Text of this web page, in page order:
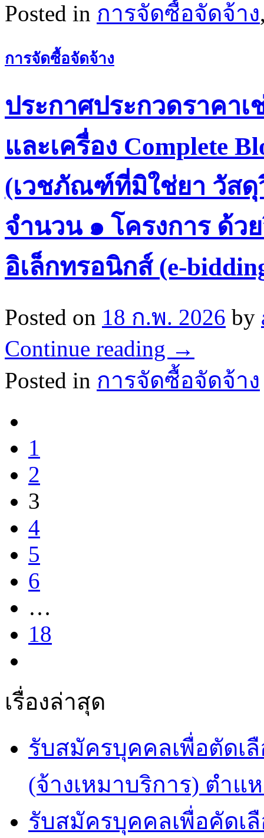
Posted in การจัดซื้อจัดจ้าง
การจัดซื้อจัดจ้าง
ประกาศประกวดราคาเ
และเครื่อง Complete
(เวชภัณฑ์ที่มิใช่ยา วัส
จำนวน ๑ โครงการ ด้ว
อิเล็กทรอนิกส์ (e-
Posted on 18 ก.พ. 2026 by
Continue reading →
Posted in การจัดซื้อจัดจ้าง
1
2
3
4
5
6
…
18
เรื่องล่าสุด
รับสมัครบุคคลเพื่อตัดเ
(จ้างเหมาบริการ) ตำ
รับสมัครบุคคลเพื่อคัดเ